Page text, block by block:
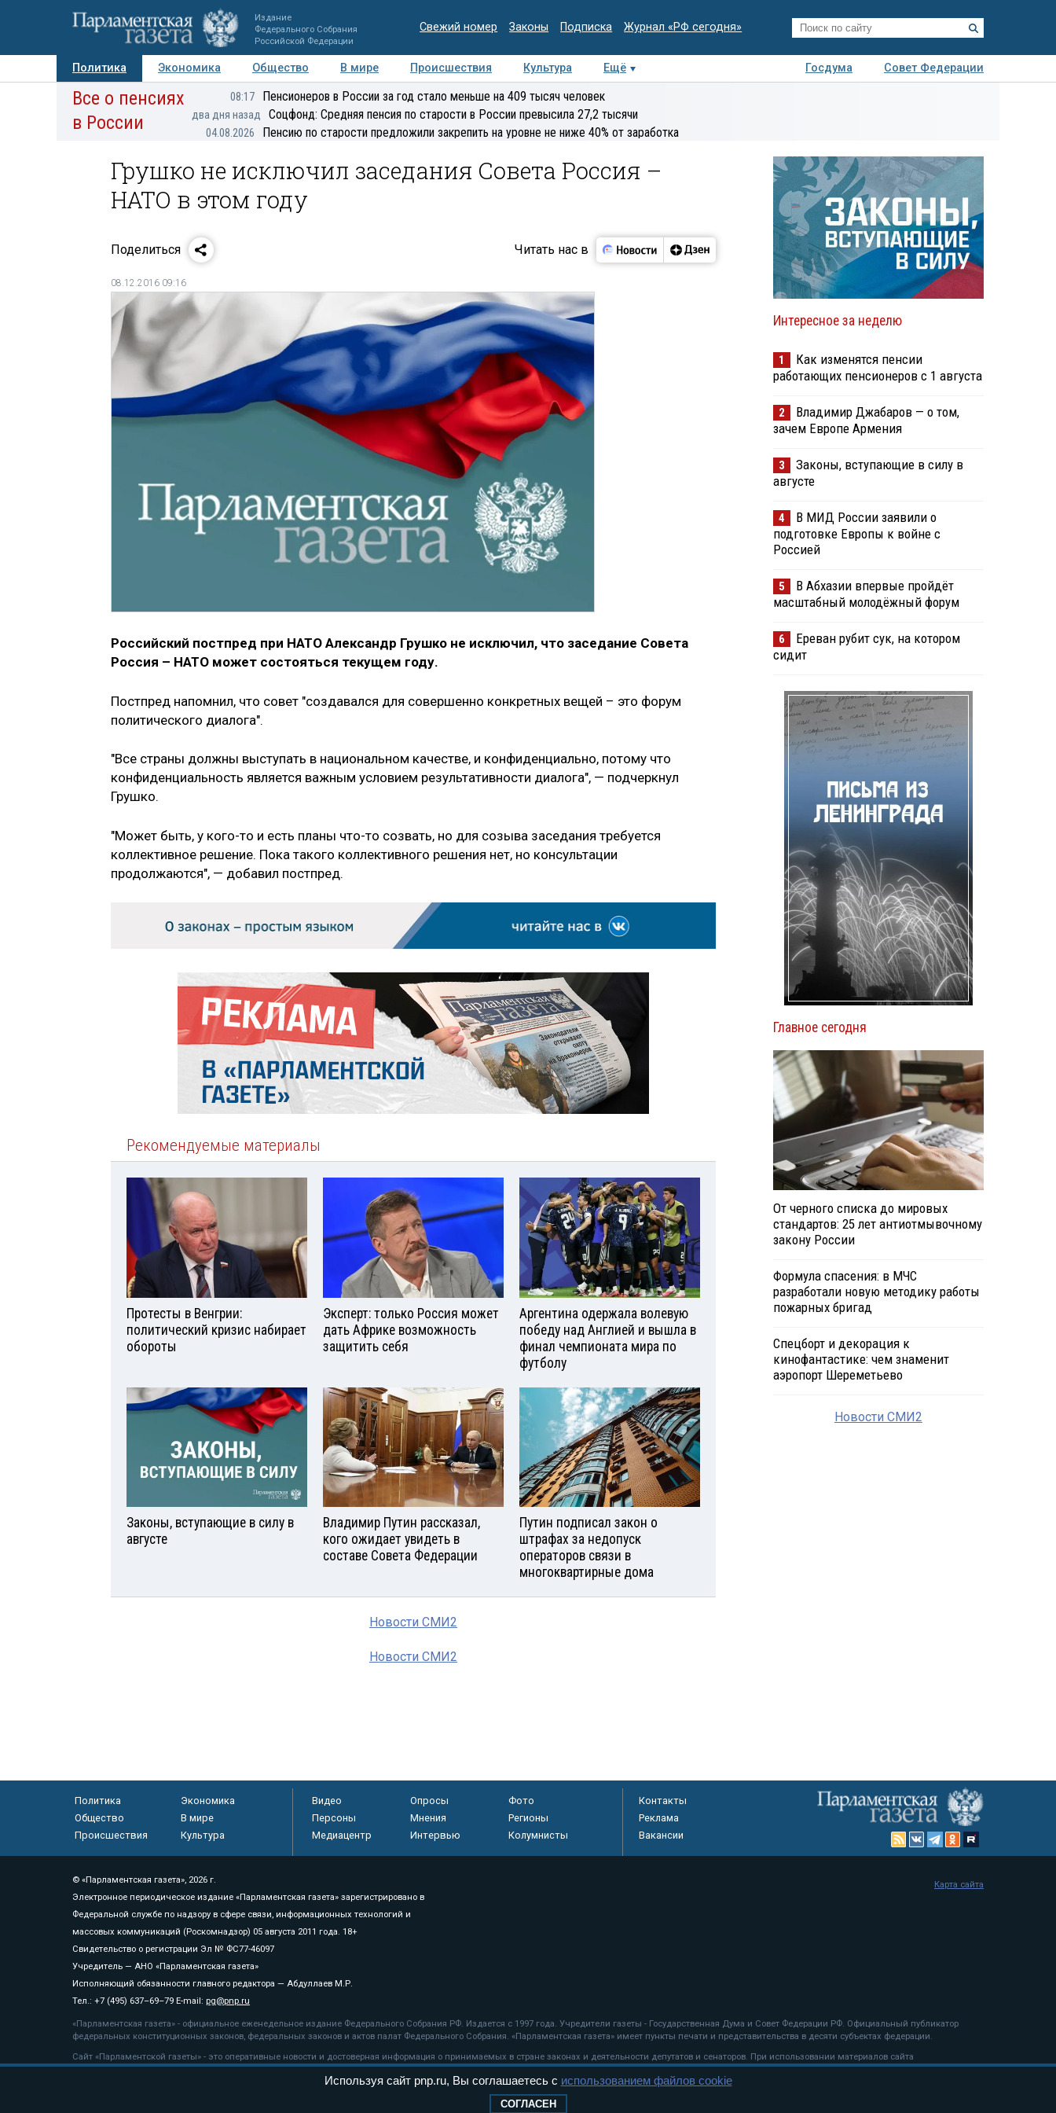
Издание
Федерального Собрания
Российской Федерации
Свежий номер Законы Подписка Журнал «РФ сегодня»
Политика Экономика Общество В мире Происшествия Культура Ещё Госдума
Совет Федерации
Авторы Персоны Мнения Регионы Медиацентр Интервью Колумнисты
Все о пенсиях
в России
08:17 Пенсионеров в России за год стало меньше на 409 тысяч человек
два дня назад Соцфонд: Средняя пенсия по старости в России превысила 27,2 тысячи
04.08.2026 Пенсию по старости предложили закрепить на уровне не ниже 40% от заработка
Грушко не исключил заседания Совета Россия –
НАТО в этом году‍
Поделиться Читать нас в
08.12.2016 09:16
Российский постпред при НАТО Александр Грушко не исключил, что заседание Совета
Россия – НАТО может состояться текущем году.
Постпред напомнил, что совет "создавался для совершенно конкретных вещей – это форум
политического диалога".
"Все страны должны выступать в национальном качестве, и конфиденциально, потому что
конфиденциальность является важным условием результативности диалога", — подчеркнул
Грушко.
"Может быть, у кого-то и есть планы что-то созвать, но для созыва заседания требуется
коллективное решение. Пока такого коллективного решения нет, но консультации
продолжаются", — добавил постпред.
Рекомендуемые материалы
Протесты в Венгрии:
политический кризис набирает
обороты
Эксперт: только Россия может
дать Африке возможность
защитить себя
Аргентина одержала волевую
победу над Англией и вышла в
финал чемпионата мира по
футболу
Законы, вступающие в силу в
августе
Владимир Путин рассказал,
кого ожидает увидеть в
составе Совета Федерации
Путин подписал закон о
штрафах за недопуск
операторов связи в
многоквартирные дома
Новости СМИ2
Новости СМИ2
Интересное за неделю
1
Как изменятся пенсии
работающих пенсионеров с 1 августа
2
Владимир Джабаров — о том,
зачем Европе Армения
3
Законы, вступающие в силу в
августе
4
В МИД России заявили о
подготовке Европы к войне с
Россией
5
В Абхазии впервые пройдёт
масштабный молодёжный форум
6
Ереван рубит сук, на котором
сидит
Главное сегодня
От черного списка до мировых
стандартов: 25 лет антиотмывочному
закону России
Формула спасения: в МЧС
разработали новую методику работы
пожарных бригад
Спецборт и декорация к
кинофантастике: чем знаменит
аэропорт Шереметьево
Новости СМИ2
Политика
Экономика
Общество
В мире
Происшествия
Культура
Видео Опросы
Фото
Персоны
Мнения
Регионы
Медиацентр
Интервью Колумнисты
Контакты
Реклама
Вакансии
© «Парламентская газета», 2026 г.
Электронное периодическое издание «Парламентская газета» зарегистрировано в
Федеральной службе по надзору в сфере связи, информационных технологий и
массовых коммуникаций (Роскомнадзор) 05 августа 2011 года. 18+
Свидетельство о регистрации Эл № ФС77-46097
Учредитель — АНО «Парламентская газета»
Исполняющий обязанности главного редактора — Абдуллаев М.Р.
Тел.: +7 (495) 637–69–79 E-mail: pg@pnp.ru
«Парламентская газета» - официальное еженедельное издание Федерального Собрания РФ. Издается с 1997 года. Учредители газеты - Государственная Дума и Совет Федерации РФ. Официальный публикатор
федеральных конституционных законов, федеральных законов и актов палат Федерального Собрания. «Парламентская газета» имеет пункты печати и представительства в десяти субъектах федерации.
Сайт «Парламентской газеты» - это оперативные новости и достоверная информация о принимаемых в стране законах и деятельности депутатов и сенаторов. При использовании материалов сайта
«Парламентской газеты» активная ссылка на pnp.ru обязательна.
рекомендательные технологии
Карта сайта
Используя сайт pnp.ru, Вы соглашаетесь с использованием файлов cookie
СОГЛАСЕН